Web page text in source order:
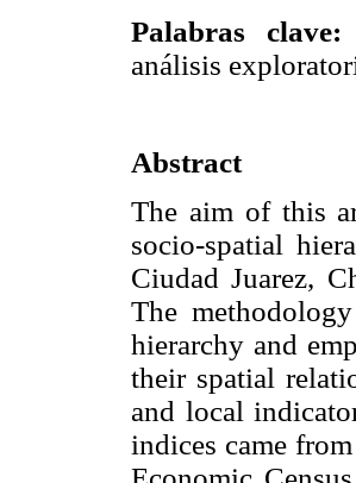
Palabras clave:
análisis
Abstract
The aim of this
socio-spatial
Ciudad Juarez,
The
hierarchy and
their spatial
and local
indices came